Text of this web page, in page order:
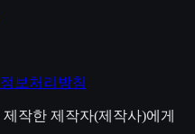
보처리방침
작한 제작자(제작사)에게